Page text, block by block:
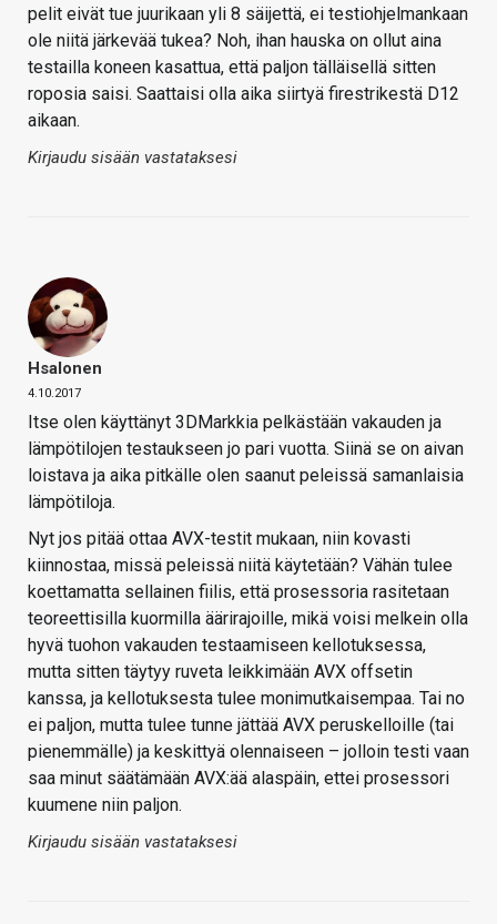
pelit eivät tue juurikaan yli 8 säijettä, ei testiohjelmankaan
ole niitä järkevää tukea? Noh, ihan hauska on ollut aina
testailla koneen kasattua, että paljon tälläisellä sitten
roposia saisi. Saattaisi olla aika siirtyä firestrikestä D12
aikaan.
Kirjaudu sisään vastataksesi
Hsalonen
4.10.2017
Itse olen käyttänyt 3DMarkkia pelkästään vakauden ja
lämpötilojen testaukseen jo pari vuotta. Siinä se on aivan
loistava ja aika pitkälle olen saanut peleissä samanlaisia
lämpötiloja.
Nyt jos pitää ottaa AVX-testit mukaan, niin kovasti
kiinnostaa, missä peleissä niitä käytetään? Vähän tulee
koettamatta sellainen fiilis, että prosessoria rasitetaan
teoreettisilla kuormilla äärirajoille, mikä voisi melkein olla
hyvä tuohon vakauden testaamiseen kellotuksessa,
mutta sitten täytyy ruveta leikkimään AVX offsetin
kanssa, ja kellotuksesta tulee monimutkaisempaa. Tai no
ei paljon, mutta tulee tunne jättää AVX peruskelloille (tai
pienemmälle) ja keskittyä olennaiseen – jolloin testi vaan
saa minut säätämään AVX:ää alaspäin, ettei prosessori
kuumene niin paljon.
Kirjaudu sisään vastataksesi